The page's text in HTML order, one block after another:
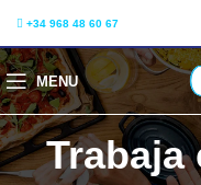
+34 968 48 60 67
MENU